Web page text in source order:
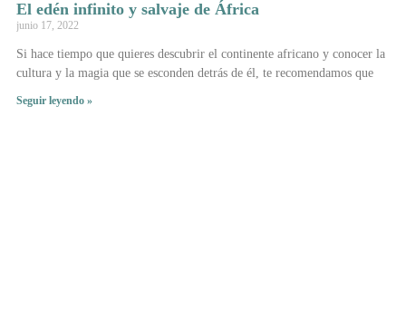
El edén infinito y salvaje de África
junio 17, 2022
Si hace tiempo que quieres descubrir el continente africano y conocer la
cultura y la magia que se esconden detrás de él, te recomendamos que
Seguir leyendo »